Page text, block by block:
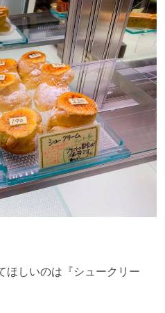
ほしいのは『シュークリー